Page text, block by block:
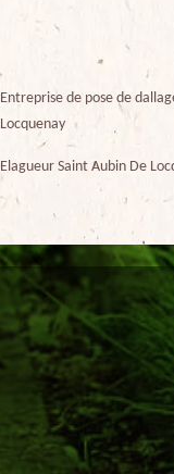
Entreprise de pose de
Locquenay
Elagueur Saint Aubin De